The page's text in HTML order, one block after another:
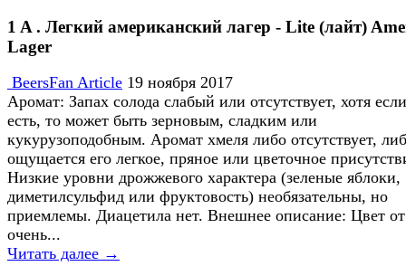
1 A . Легкий американский лагер - Lite (лайт)
Lager
BeersFan Article 19 ноября 2017
Аромат: Запах солода слабый или отсутствует, хотя
есть, то может быть зерновым, сладким или
кукурузоподобным. Аромат хмеля либо отсутствует,
ощущается его легкое, пряное или цветочное
Низкие уровни дрожжевого характера (зеленые яблоки,
диметилсульфид или фруктовость) необязательны, но
приемлемы. Диацетила нет. Внешнее описание: Цвет от
очень...
Читать далее →